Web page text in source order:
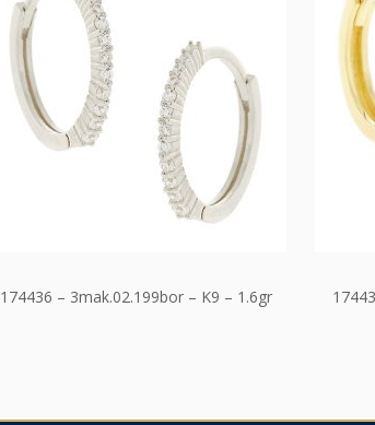
174436 – 3mak.02.199bor – K9 – 1.6gr